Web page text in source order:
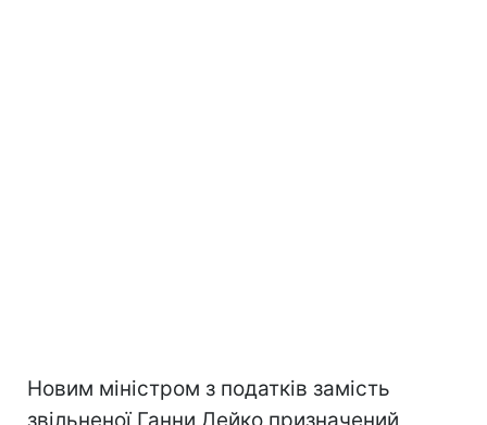
Новим міністром з податків замість
звільненої Ганни Дейко призначений